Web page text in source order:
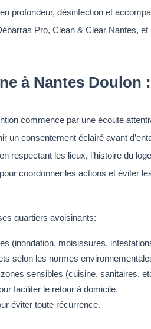
profondeur, désinfection et
Pro, Clean & Clear Nantes,
à Nantes Doulon
commence par une écoute
un consentement éclairé avant
respectant les lieux, l’histoire du
coordonner les actions et éviter
quartiers avoisinants:
(inondation, moisissures,
selon les normes
sensibles (cuisine, sanitaires,
faciliter le retour à domicile.
éviter toute récurrence.